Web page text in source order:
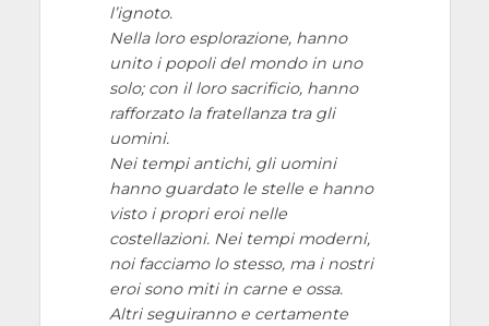
l’ignoto.
Nella loro esplorazione, hanno
unito i popoli del mondo in uno
solo; con il loro sacrificio, hanno
rafforzato la fratellanza tra gli
uomini.
Nei tempi antichi, gli uomini
hanno guardato le stelle e hanno
visto i propri eroi nelle
costellazioni. Nei tempi moderni,
noi facciamo lo stesso, ma i nostri
eroi sono miti in carne e ossa.
Altri seguiranno e certamente